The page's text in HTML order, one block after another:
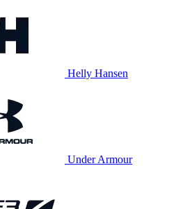
Helly Hansen
Under Armour